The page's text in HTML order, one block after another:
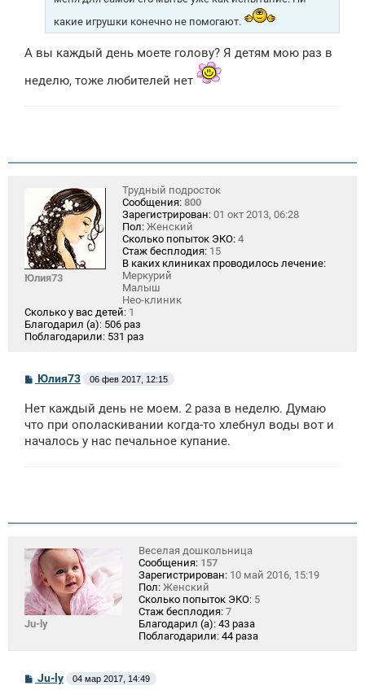
какие игрушки конечно не помогают.
А вы каждый день моете голову? Я детям мою раз в
неделю, тоже любителей нет
Юлия73
Трудный подросток
Сообщения: 800
Зарегистрирован: 01 окт 2013, 06:28
Пол: Женский
Сколько попыток ЭКО: 4
Стаж бесплодия: 15
В каких клиниках проводилось лечение:
Меркурий
Малыш
Нео-клиник
Сколько у вас детей: 1
Благодарил (а): 506 раз
Поблагодарили: 531 раз
С
б
щ
н
Юлия73 06 фев 2017, 12:15
Нет каждый день не моем. 2 раза в неделю. Думаю
что при ополаскивании когда-то хлебнул воды вот и
началось у нас печальное купание.
Ju-ly
Веселая дошкольница
Сообщения: 157
Зарегистрирован: 10 май 2016, 15:19
Пол: Женский
Сколько попыток ЭКО: 5
Стаж бесплодия: 7
Благодарил (а): 43 раза
Поблагодарили: 44 раза
Ju-ly 04 мар 2017, 14:49